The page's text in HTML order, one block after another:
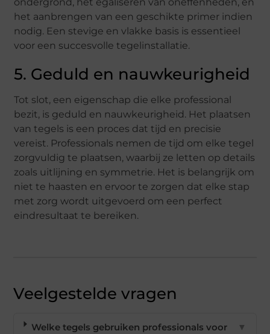
ondergrond, het egaliseren van oneffenheden, en
het aanbrengen van een geschikte primer indien
nodig. Een stevige en vlakke basis is essentieel
voor een succesvolle tegelinstallatie.
5. Geduld en nauwkeurigheid
Tot slot, een eigenschap die elke professional
bezit, is geduld en nauwkeurigheid. Het plaatsen
van tegels is een proces dat tijd en precisie
vereist. Professionals nemen de tijd om elke tegel
zorgvuldig te plaatsen, waarbij ze letten op details
zoals uitlijning en symmetrie. Het is belangrijk om
niet te haasten en ervoor te zorgen dat elke stap
met zorg wordt uitgevoerd om een perfect
eindresultaat te bereiken.
Veelgestelde vragen
Welke tegels gebruiken professionals voor ▼